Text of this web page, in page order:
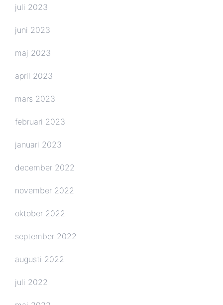
juli 2023
juni 2023
maj 2023
april 2023
mars 2023
februari 2023
januari 2023
december 2022
november 2022
oktober 2022
september 2022
augusti 2022
juli 2022